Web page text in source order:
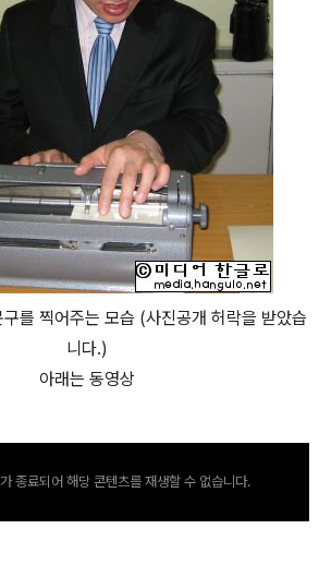
를 찍어주는 모습 (사진공개 허락을 받았습
니다.)
아래는 동영상
종료되어 해당 콘텐츠를 재생할 수 없습니다.